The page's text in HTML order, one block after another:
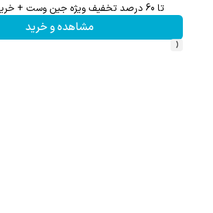
تا 60 درصد تخفیف ویژه جین وست + خرید در4 قسط
مشاهده و خرید
‹